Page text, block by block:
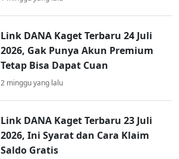
Link DANA Kaget Terbaru 24 Juli
2026, Gak Punya Akun Premium
Tetap Bisa Dapat Cuan
2 minggu yang lalu
Link DANA Kaget Terbaru 23 Juli
2026, Ini Syarat dan Cara Klaim
Saldo Gratis